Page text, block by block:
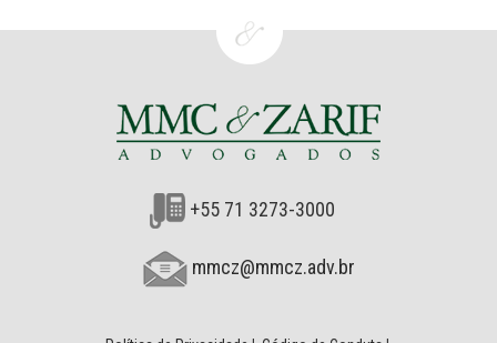
+55 71 3273-3000
mmcz@mmcz.adv.br